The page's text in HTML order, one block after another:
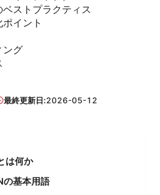
ストプラクティス
イント
ング
最終更新日:2026-05-12
は何か
の基本用語